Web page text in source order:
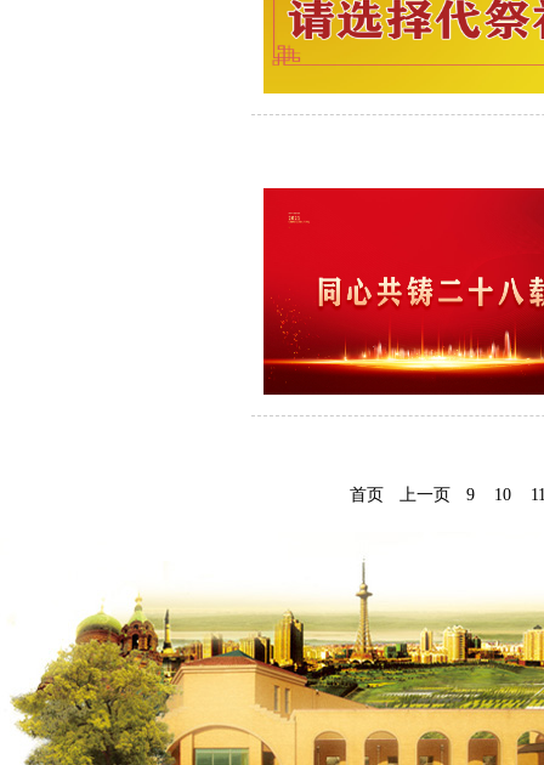
首页 上一页 9 10